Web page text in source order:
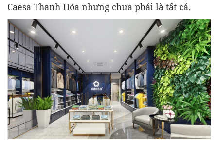
Caesa Thanh Hóa nhưng chưa phải là tất cả.